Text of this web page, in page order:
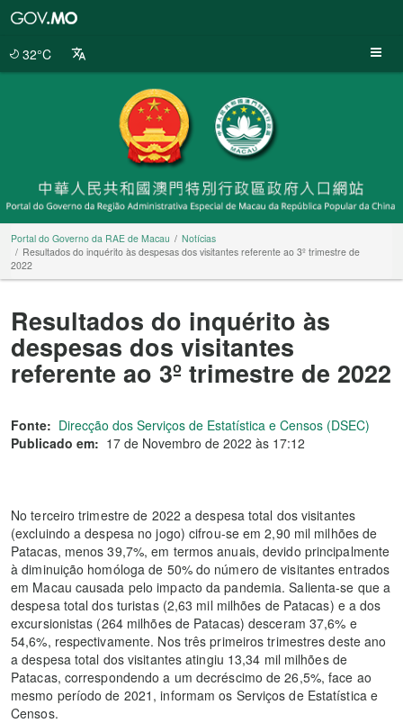
32°C
Portal do Governo da RAE de Macau
Notícias
Resultados do inquérito às despesas dos visitantes referente ao 3º trimestre de
2022
Resultados do inquérito às
despesas dos visitantes
referente ao 3º trimestre de 2022
Fonte: Direcção dos Serviços de Estatística e Censos (DSEC)
Publicado em: 17 de Novembro de 2022 às 17:12
No terceiro trimestre de 2022 a despesa total dos visitantes
(excluindo a despesa no jogo) cifrou-se em 2,90 mil milhões de
Patacas, menos 39,7%, em termos anuais, devido principalmente
à diminuição homóloga de 50% do número de visitantes entrados
em Macau causada pelo impacto da pandemia. Salienta-se que a
despesa total dos turistas (2,63 mil milhões de Patacas) e a dos
excursionistas (264 milhões de Patacas) desceram 37,6% e
54,6%, respectivamente. Nos três primeiros trimestres deste ano
a despesa total dos visitantes atingiu 13,34 mil milhões de
Patacas, correspondendo a um decréscimo de 26,5%, face ao
mesmo período de 2021, informam os Serviços de Estatística e
Censos.